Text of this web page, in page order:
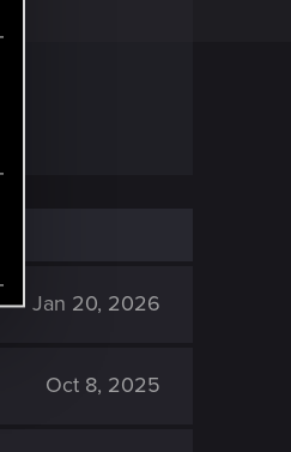
Jan 20, 2026
Oct 8, 2025